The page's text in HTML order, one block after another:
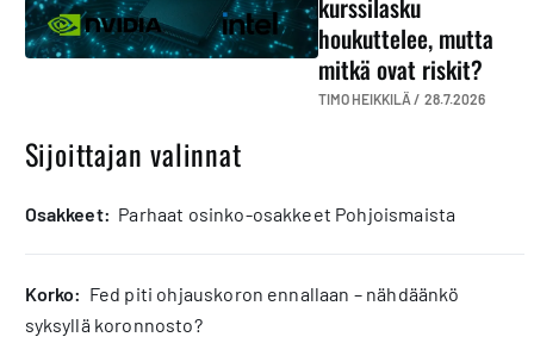
houkuttelee, mutta
mitkä ovat riskit?
TIMO HEIKKILÄ / 28.7.2026
Sijoittajan valinnat
osakkeet: Parhaat osinko-osakkeet Pohjoismaista
korko: Fed piti ohjauskoron ennallaan – nähdäänkö
syksyllä koronnosto?